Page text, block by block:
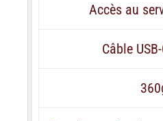
Accès au
Câble